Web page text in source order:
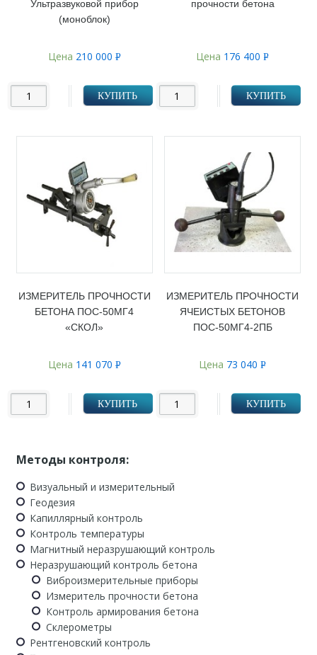
Ультразвуковой прибор
(моноблок)
Цена 210 000 Р
КУПИТЬ
прочности бетона
Цена 176 400Р
КУПИТЬ
ИЗМЕРИТЕЛЬ ПРОЧНОСТИ
БЕТОНА ПОС-50МГ4
«СКОЛ»
Цена 141 070 Р
КУПИТЬ
ИЗМЕРИТЕЛЬ ПРОЧНОСТИ
ЯЧЕИСТЫХ БЕТОНОВ
ПОС-50МГ4-2ПБ
Цена 73 040Р
КУПИТЬ
Методы контроля:
Визуальный и измерительный
Геодезия
Капиллярный контроль
Контроль температуры
Магнитный неразрушающий контроль
Неразрушающий контроль бетона
Виброизмерительные приборы
Измеритель прочности бетона
Контроль армирования бетона
Склерометры
Рентгеновский контроль